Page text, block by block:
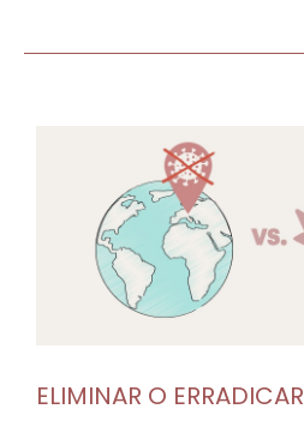
ELIMINAR O ERRADICAR